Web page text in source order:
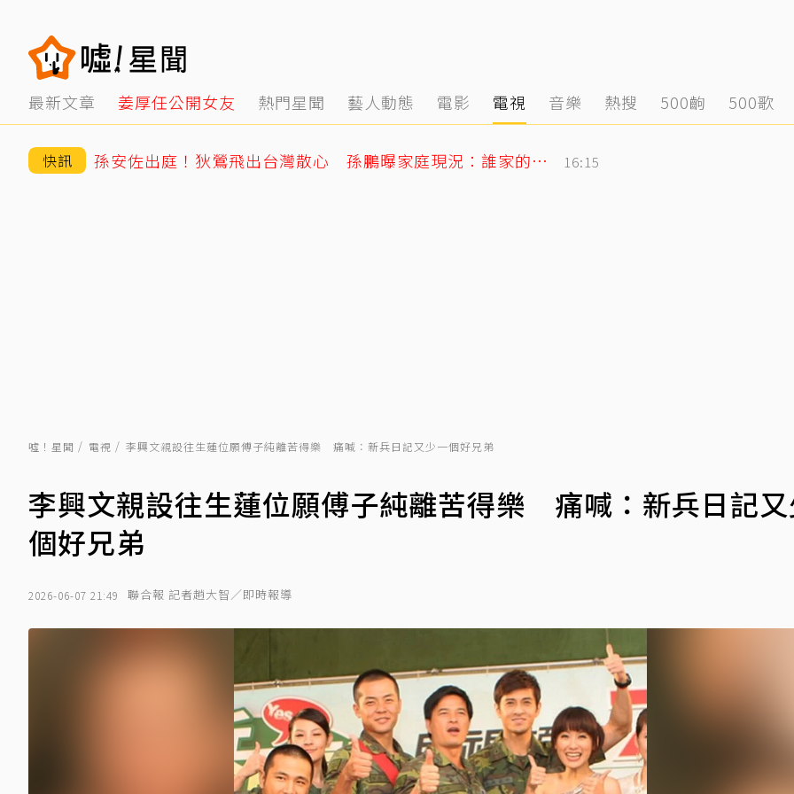
最新文章 姜厚任公開女友 熱門星聞 藝人動態 電影 電視 音樂 熱搜 500齣 500歌
快訊 孫安佐出庭！狄鶯飛出台灣散心 孫鵬曝家庭現況：誰家的鍋底沒有灰塵 16:15
噓！星聞 電視 李興文親設往生蓮位願傅子純離苦得樂 痛喊：新兵日記又少一個好兄弟
李興文親設往生蓮位願傅子純離苦得樂 痛喊：新兵日記
個好兄弟
2026-06-07 21:49 聯合報 記者趙大智／即時報導